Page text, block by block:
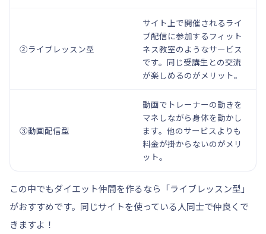
②ライブレッスン型
サイト上で開催されるライ
ブ配信に参加するフィット
ネス教室のようなサービス
です。同じ受講生との交流
が楽しめるのがメリット。
③動画配信型
動画でトレーナーの動きを
マネしながら身体を動かし
ます。他のサービスよりも
料金が掛からないのがメリ
ット。
この中でもダイエット仲間を作るなら 「ライブレッスン型」
がおすすめです。同じサイトを使っている人同士で仲良くで
きますよ！